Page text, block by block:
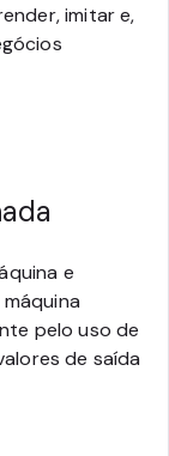
imitar e,
e
pelo uso de
de saída